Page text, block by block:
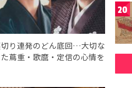
切り連発のどん底回…大切な
蔦重・歌麿・定信の心情を
20